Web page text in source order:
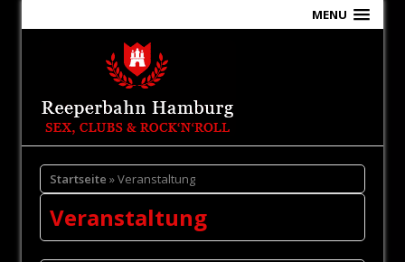
MENU
Startseite » Veranstaltung
Veranstaltung